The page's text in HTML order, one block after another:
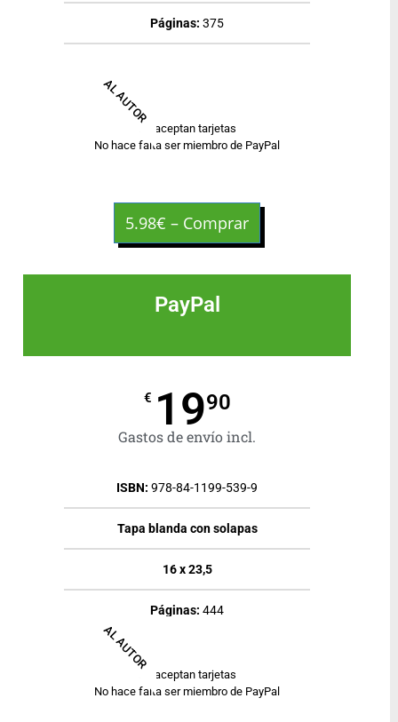
Páginas: 375
AL AUTOR
Se aceptan tarjetas
No hace falta ser miembro de PayPal
5.98€ – Comprar
PayPal
€ 1990
Gastos de envío incl.
ISBN: 978-84-1199-539-9
Tapa blanda con solapas
16 x 23,5
Páginas: 444
AL AUTOR
Se aceptan tarjetas
No hace falta ser miembro de PayPal